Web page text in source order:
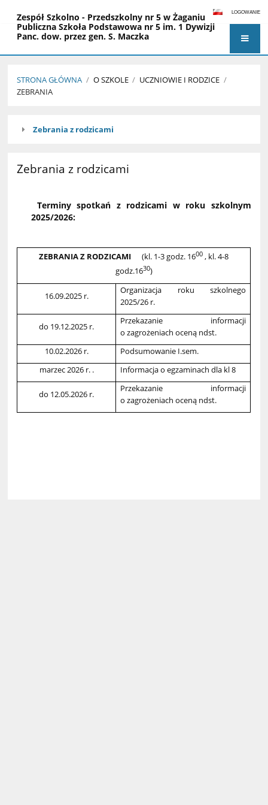
LOGOWANIE
Zespół Szkolno - Przedszkolny nr 5 w Żaganiu
Publiczna Szkoła Podstawowa nr 5 im. 1 Dywizji
Panc. dow. przez gen. S. Maczka
Janczarskiego
STRONA GŁÓWNA / O SZKOLE / UCZNIOWIE I RODZICE /
ZEBRANIA
ZebraniaZebrania z rodzicami
Zebrania z rodzicami
Terminy spotkań z rodzicami w roku szkolnym
2025/2026:
ZEBRANIA Z RODZICAMI(kl. 1-3 godz. 1600 , kl. 4-8
godz.1630)
16.09.2025 r.
Organizacja roku szkolnego
2025/26 r.
do 19.12.2025 r.
Przekazanie informacji
o zagrożeniach oceną ndst.
10.02.2026 r.
Podsumowanie I.sem.
marzec 2026 r. .
Informacja o egzaminach dla kl 8
do 12.05.2026 r.
Przekazanie informacji
o zagrożeniach oceną ndst.